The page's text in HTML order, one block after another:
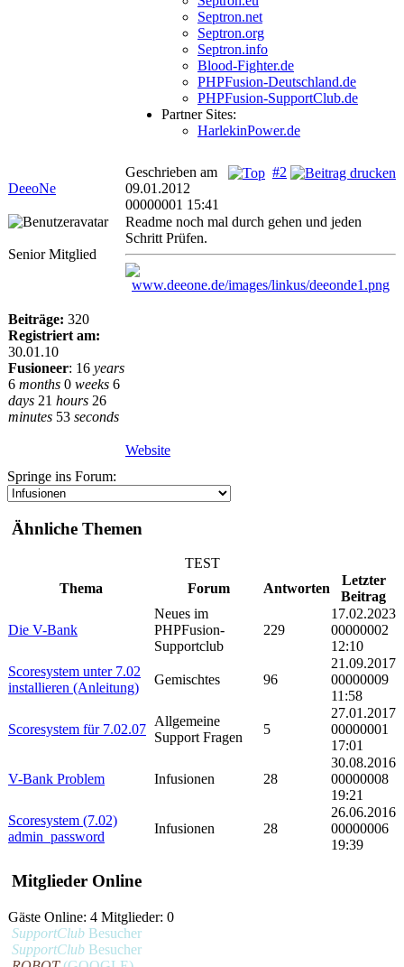
Septron.net
Septron.org
Septron.info
Blood-Fighter.de
PHPFusion-Deutschland.de
PHPFusion-SupportClub.de
Partner Sites:
HarlekinPower.de
DeeoNe
#2
Geschrieben am
09.01.2012
00000001 15:41
Senior Mitglied
Beiträge: 320
Registriert am:
30.01.10
Fusioneer: 16 years
6 months 0 weeks 6
days 21 hours 26
minutes 53 seconds
Readme noch mal durch gehen und jeden
Schritt Prüfen.
Website
Springe ins Forum:
Ähnliche Themen
TEST
Thema
Forum Antworten
Letzter
Beitrag
Die V-Bank
Neues im
PHPFusion-
Supportclub
229
17.02.2023
00000002
12:10
Scoresystem unter 7.02
installieren (Anleitung)
Gemischtes 96
21.09.2017
00000009
11:58
Scoresystem für 7.02.07
Allgemeine
Support Fragen
5
27.01.2017
00000001
17:01
V-Bank Problem Infusionen 28
30.08.2016
00000008
19:21
Scoresystem (7.02)
admin_password
Infusionen 28
26.06.2016
00000006
19:39
Mitglieder Online
Gäste Online: 4 Mitglieder: 0
SupportClub Besucher
SupportClub Besucher